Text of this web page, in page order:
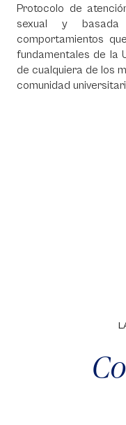
Protocolo de
sexual y
comportamientos
fundamentales de la
de cualquiera de los
comunidad